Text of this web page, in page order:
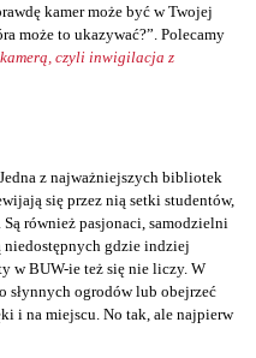
kamer może być w Twojej
może to ukazywać?”. Polecamy
czyli inwigilacja z
z najważniejszych bibliotek
się przez nią setki studentów,
również pasjonaci, samodzielni
niedostępnych gdzie indziej
w BUW-ie też się nie liczy. W
słynnych ogrodów lub obejrzeć
i na miejscu. No tak, ale najpierw